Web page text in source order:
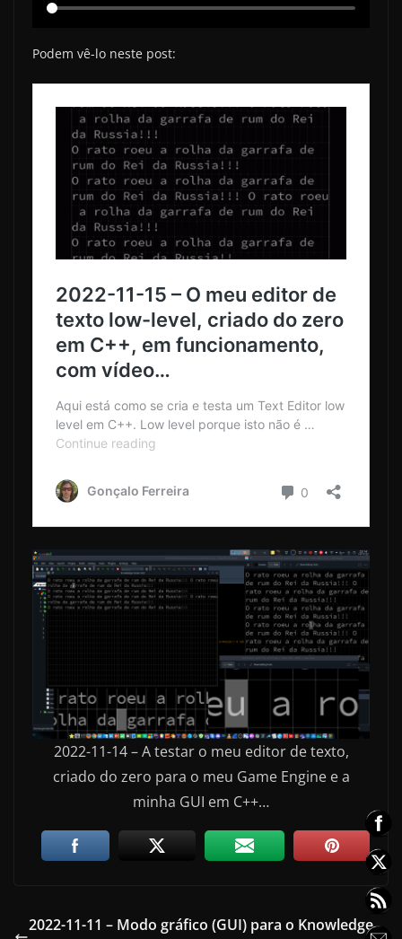
Podem vê-lo neste post:
2022-11-14 – A testar o meu editor de texto,
criado do zero para o meu Game Engine e a
minha GUI em C++…
2022-11-11 – Modo gráfico (GUI) para o Knowledge